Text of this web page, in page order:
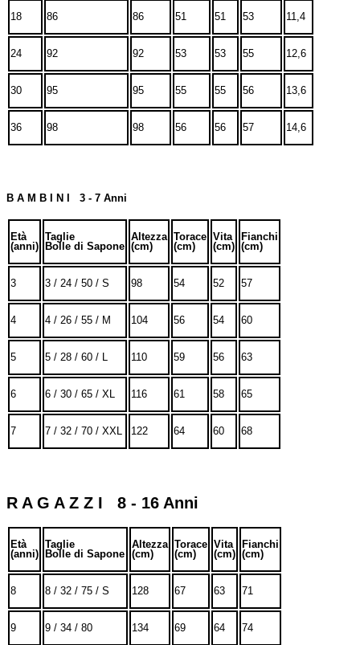
18 86 86 51 51 53 11,4
24 92 92 53 53 55 12,6
30 95 95 55 55 56 13,6
36 98 98 56 56 57 14,6
B A M B I N I 3 - 7 Anni
Età
(anni)
Taglie
Bolle di Sapone
Altezza
(cm)
Torace
(cm)
Vita
(cm)
Fianchi
(cm)
3 3 / 24 / 50 / S 98 54 52 57
4 4 / 26 / 55 / M 104 56 54 60
5 5 / 28 / 60 / L 110 59 56 63
6 6 / 30 / 65 / XL 116 61 58 65
7 7 / 32 / 70 / XXL 122 64 60 68
R A G A Z Z I 8 - 16 Anni
Età
(anni)
Taglie
Bolle di Sapone
Altezza
(cm)
Torace
(cm)
Vita
(cm)
Fianchi
(cm)
8 8 / 32 / 75 / S 128 67 63 71
9 9 / 34 / 80 134 69 64 74